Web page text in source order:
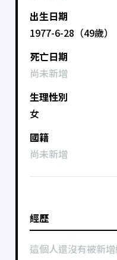
出生日期
1977-6-28（49歲）
死亡日期
尚未新增
生理性別
女
國籍
尚未新增
經歷
這個人還沒有被新